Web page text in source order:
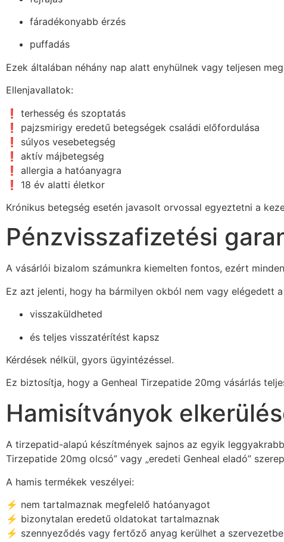
fáradékonyabb érzés
puffadás
Ezek általában néhány nap alatt enyhülnek vagy teljesen
Ellenjavallatok:
❗ terhesség és szoptatás
❗ pajzsmirigy eredetű betegségek családi előfordulása
❗ súlyos vesebetegség
❗ aktív májbetegség
❗ allergia a hatóanyagra
❗ 18 év alatti életkor
Krónikus betegség esetén javasolt orvossal egyeztetni a
Pénzvisszafizetési
A vásárlói bizalom számunkra kiemelten fontos, ezért
Ez azt jelenti, hogy ha bármilyen okból nem vagy elégedett
visszaküldheted
és teljes visszatérítést kapsz
Kérdések nélkül, gyors ügyintézéssel.
Ez biztosítja, hogy a Genheal Tirzepatide 20mg vásárlás
Hamisítványok
A tirzepatid-alapú készítmények sajnos az egyik
Tirzepatide 20mg olcsó” vagy „eredeti Genheal eladó”
A hamis termékek veszélyei:
⚡ nem tartalmaznak megfelelő hatóanyagot
⚡ bizonytalan eredetű oldatokat tartalmaznak
⚡ szennyeződés vagy fertőző anyag kerülhet a szervezetbe